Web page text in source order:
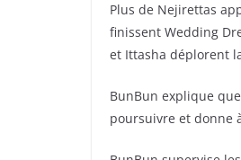
Plus de Nejirettas
finissent Wedding
et Ittasha déplorent
BunBun explique
poursuivre et donne